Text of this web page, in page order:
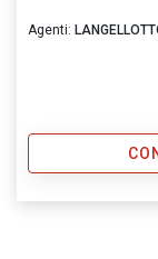
Agenti: